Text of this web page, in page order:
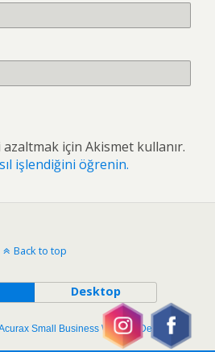
için Akismet kullanır.
işlendiğini öğrenin.
Back to top
Desktop
Small Business Website Designers